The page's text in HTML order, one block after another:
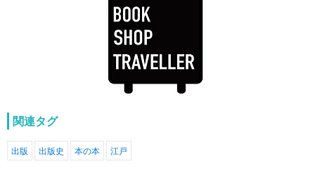
関連タグ
出版 出版史 本の本 江戸